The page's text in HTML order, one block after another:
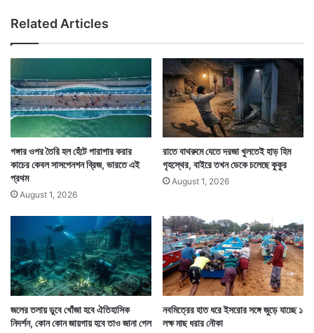
ঞ্চা
য়ে
ত
মি
তি
তৃ
মূ
লে
র
Related Articles
গঙ্গার ওপর তৈরি হল হেঁটে পারাপার করার
কাচের কেবল সাসপেনশন ব্রিজ, ভারতে এই
প্রথম
August 1, 2026
রাতে বাথরুমে যেতে দরজা খুলতেই হাড় হিম
গৃহস্থের, বাইরে তখন ডেকে চলেছে কুকুর
August 1, 2026
জলের তলায় ডুবে খোঁজা হবে ঐতিহাসিক
নিদর্শন, কোন কোন জায়গায় হবে তাও জানা গেল
নবমিত্রের হাত ধরে ইসরোর সঙ্গে জুড়ে যাচ্ছে ১
লক্ষ মাছ ধরার নৌকা